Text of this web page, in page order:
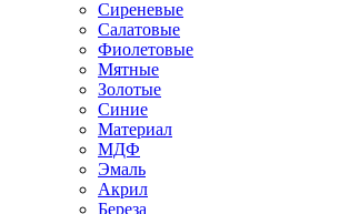
Сиреневые
Салатовые
Фиолетовые
Мятные
Золотые
Синие
Материал
МДФ
Эмаль
Акрил
Береза